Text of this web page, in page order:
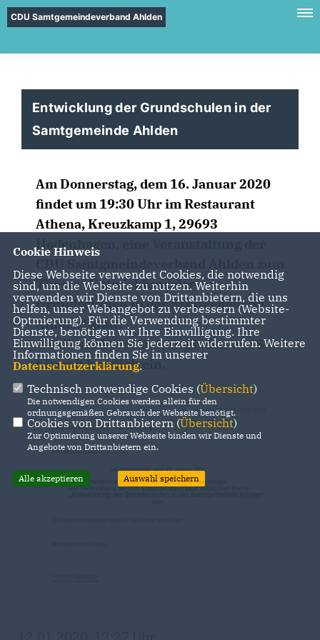
CDU Samtgemeindeverband Ahlden
Entwicklung der Grundschulen in der
Samtgemeinde Ahlden
Am Donnerstag, dem 16. Januar 2020
findet um 19:30 Uhr im Restaurant
Athena, Kreuzkamp 1, 29693
Hodenhagen, eine Veranstaltung der
Thema „Entwicklung der
Grundschulen in der Samtgemeinde
Ahlden“ statt.
Zu dieser Veranstaltung laden wir Sie
hiermit herzlich ein.
Cookie Hinweis
Diese Webseite verwendet Cookies, die notwendig
sind, um die Webseite zu nutzen. Weiterhin
verwenden wir Dienste von Drittanbietern, die uns
helfen, unser Webangebot zu verbessern (Website-
Optmierung). Für die Verwendung bestimmter
Dienste, benötigen wir Ihre Einwilligung. Ihre
Einwilligung können Sie jederzeit widerrufen. Weitere
Informationen finden Sie in unserer
Datenschutzerklärung.
Technisch notwendige Cookies (Übersicht)
Die notwendigen Cookies werden allein für den
ordnungsgemäßen Gebrauch der Webseite benötigt.
Cookies von Drittanbietern (Übersicht)
Zur Optimierung unserer Webseite binden wir Dienste und
Angebote von Drittanbietern ein.
Alle akzeptieren Auswahl speichern